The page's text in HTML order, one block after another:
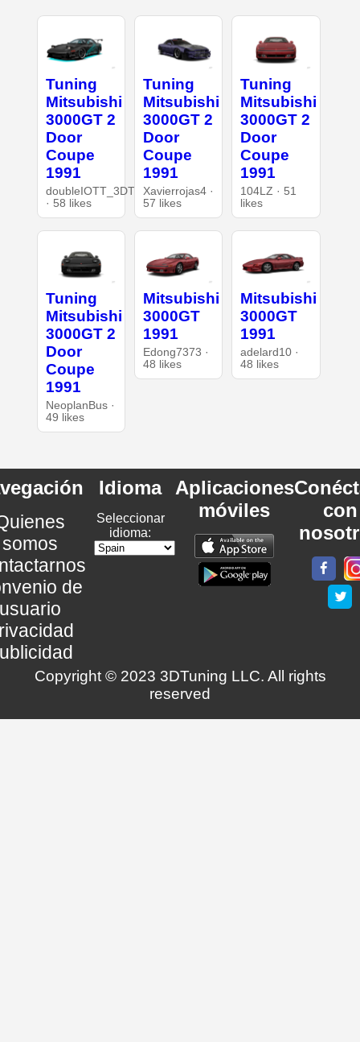
Tuning
Mitsubishi
3000GT 2
Door
Coupe
1991
doubleIOTT_3DT
· 58 likes
Tuning
Mitsubishi
3000GT 2
Door
Coupe
1991
Xavierrojas4 ·
57 likes
Tuning
Mitsubishi
3000GT 2
Door
Coupe
1991
104LZ · 51
likes
Tuning
Mitsubishi
3000GT 2
Door
Coupe
1991
NeoplanBus ·
49 likes
Mitsubishi
3000GT
1991
Edong7373 ·
48 likes
Mitsubishi
3000GT
1991
adelard10 ·
48 likes
somos
de
Idioma
Seleccionar
idioma:
Aplicaciones
móviles
con
Copyright © 2023 3DTuning LLC. All rights
reserved